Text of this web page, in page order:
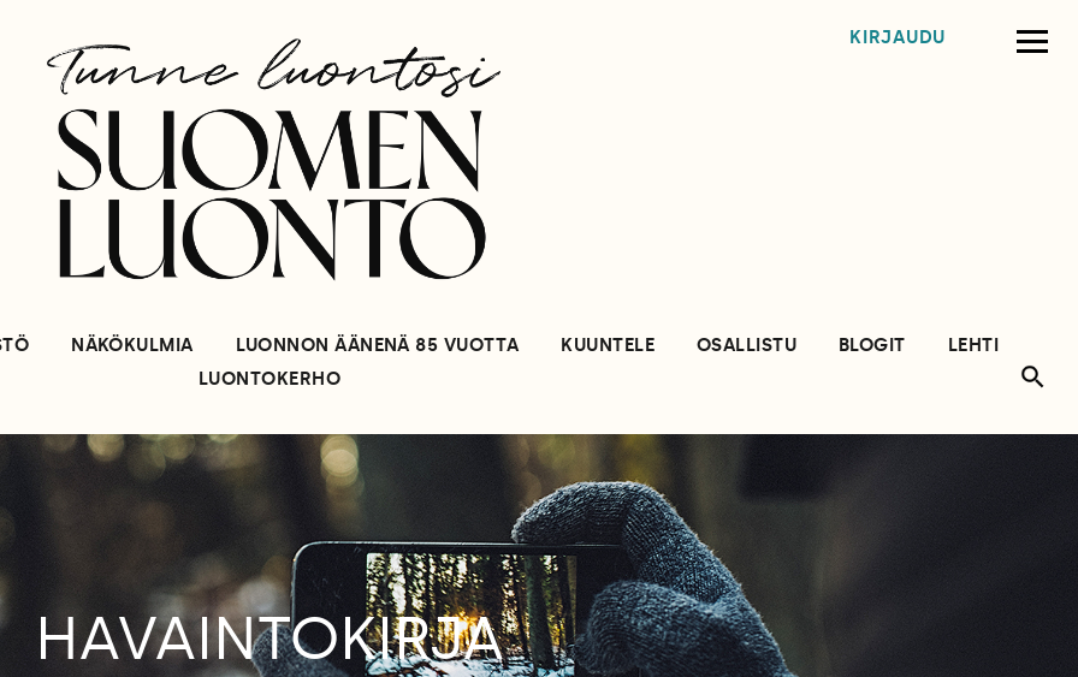
KIRJAUDU
NÄKÖKULMIA LUONNON ÄÄNENÄ 85 VUOTTA KUUNTELE OSALLISTU BLOGIT
LEHTI
LUONTOKERHO
HAVAINTOKIRJA